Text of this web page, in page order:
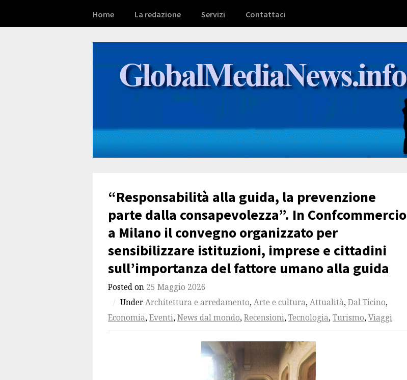
Home La redazione Servizi Contattaci
“Responsabilità alla guida, la prevenzione
parte dalla consapevolezza”. In Confcommercio
a Milano il convegno organizzato per
sensibilizzare istituzioni, imprese e cittadini
sull’importanza del fattore umano alla guida
Posted on 25 Maggio 2026
/ UnderArchitettura e arredamento,Arte e cultura,Attualità,Dal Ticino,
Economia,Eventi,News dal mondo,Recensioni,Tecnologia,Turismo,Viaggi